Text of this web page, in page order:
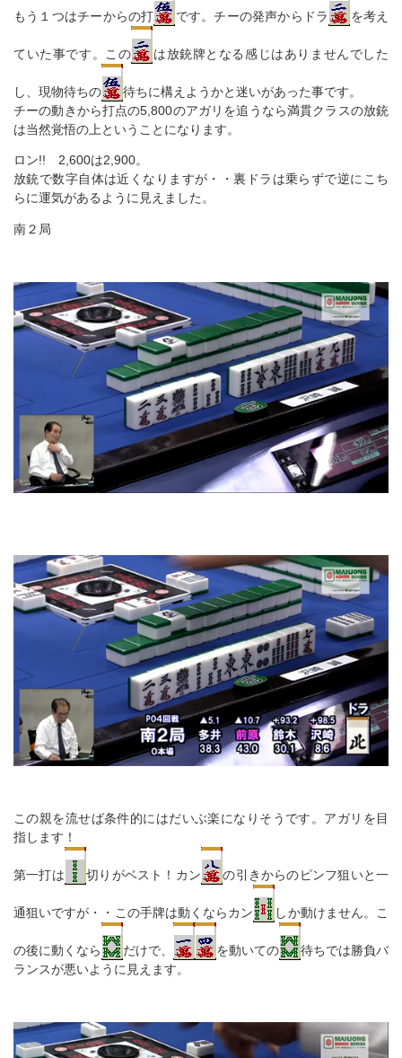
もう１つはチーからの打 です。チーの発声からドラ を考え
ていた事です。この は放銃牌となる感じはありませんでした
し、現物待ちの
待ちに構えようかと迷いがあった事です。
チーの動きから打点の5,800のアガリを追うなら満貫クラスの放銃
は当然覚悟の上ということになります。
ロン!! 2,600は2,900。
放銃で数字自体は近くなりますが・・裏ドラは乗らずで逆にこち
らに運気があるように見えました。
南２局
この親を流せば条件的にはだいぶ楽になりそうです。アガリを目
指します！
第一打は 切りがベスト！カン の引きからのピンフ狙いと一
通狙いですが・・この手牌は動くならカン しか動けません。こ
の後に動くなら だけで、 を動いての
待ちでは勝負バ
ランスが悪いように見えます。